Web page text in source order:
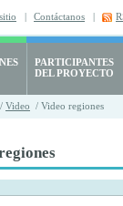
| Contáctanos |
PARTICIPANTES
DEL PROYECTO
/ Video / Video regiones